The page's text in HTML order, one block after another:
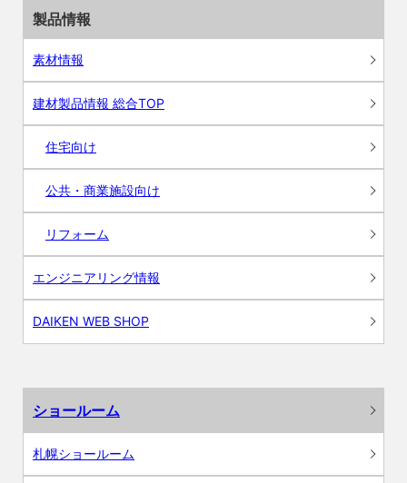
製品情報
素材情報
建材製品情報 総合TOP
住宅向け
公共・商業施設向け
リフォーム
エンジニアリング情報
DAIKEN WEB SHOP
ショールーム
札幌ショールーム